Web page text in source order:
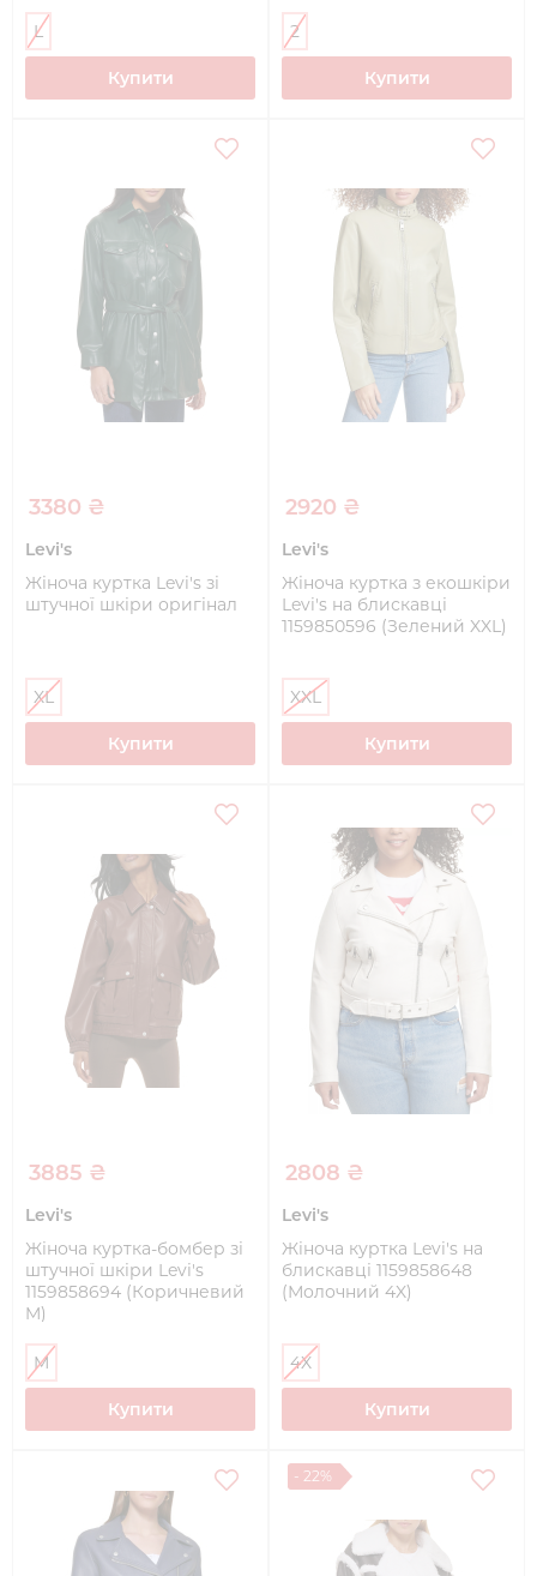
L
Купити
2
Купити
3380 ₴
Levi's
Жіноча куртка Levi's зі
штучної шкіри оригінал
XL
Купити
2920 ₴
Levi's
Жіноча куртка з екошкіри
Levi's на блискавці
1159850596 (Зелений XXL)
XXL
Купити
3885 ₴
Levi's
Жіноча куртка-бомбер зі
штучної шкіри Levi's
1159858694 (Коричневий
M)
M
Купити
2808 ₴
Levi's
Жіноча куртка Levi's на
блискавці 1159858648
(Молочний 4X)
4X
Купити
- 22%